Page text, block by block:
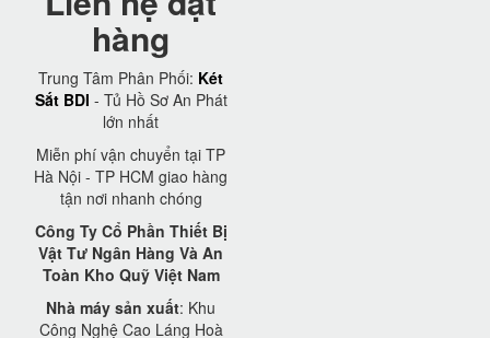
hàng
Trung Tâm Phân Phối: Két
Sắt BDI - Tủ Hồ Sơ An Phát
lớn nhất
Miễn phí vận chuyển tại TP
Hà Nội - TP HCM giao hàng
tận nơi nhanh chóng
Công Ty Cổ Phần Thiết Bị
Vật Tư Ngân Hàng Và An
Toàn Kho Quỹ Việt Nam
Nhà máy sản xuất: Khu
Công Nghệ Cao Láng Hoà